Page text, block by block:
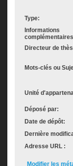
Type:
Informations
Directeur de
Mots-clés ou
Unité
Déposé par:
Date de dépôt:
Dernière
Adresse URL :
Modifier les